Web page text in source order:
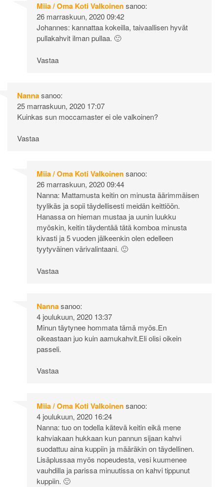
Miia / Oma Koti Valkoinensanoo:
26 marraskuun, 2020 09:42
Johannes: kannattaa kokeilla, taivaallisen hyvät
pullakahvit ilman pullaa. 🙂
Vastaa
Nannasanoo:
25 marraskuun, 2020 17:07
Kuinkas sun moccamaster ei ole valkoinen?
Vastaa
Miia / Oma Koti Valkoinensanoo:
26 marraskuun, 2020 09:44
Nanna: Mattamusta keitin on minusta äärimmäisen
tyylikäs ja sopii täydellisesti meidän keittiöön.
Hanassa on hieman mustaa ja uunin luukku
myöskin, keitin täydentää tätä komboa minusta
kivasti ja 5 vuoden jälkeenkin olen edelleen
tyytyväinen värivalintaani. 🙂
Vastaa
Nannasanoo:
4 joulukuun, 2020 13:37
Minun täytynee hommata tämä myös.En
oikeastaan juo kuin aamukahvit.Eli olisi oikein
passeli.
Vastaa
Miia / Oma Koti Valkoinensanoo:
4 joulukuun, 2020 16:24
Nanna: tuo on todella kätevä keitin eikä mene
kahviakaan hukkaan kun pannun sijaan kahvi
suodattuu aina kuppiin ja määräkin on täydellinen.
Lisäplussaa myös nopeudesta, vesi kuumenee
vauhdilla ja parissa minuutissa on kahvi tippunut
kuppiin. 🙂